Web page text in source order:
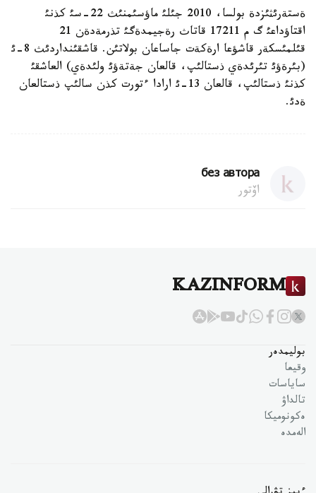
ةستةرئثئزدة بولسا، 2010 جئلئ ماؤسئمنئث 22-سئ كذنئ
اقتاؤداعئ گ م 17211 قاتاث رةجيمدةگئ تذرمةدةن 21
قئلمئسكةر قاشؤعا ارةكةت جاساعان بولاتئن. قاشقئنداردئث 8-ئ
(بئرةؤئ تئرئدةي ذستالئپ، قالعان جةتةؤئ ولئدةي) العاشقئ
كذنئ ذستالئپ، قالعان 13-ئ ارادا ءتورت كذن سالئپ ذستالعان
ةدئ.
без автора
اۆتور
KAZINFORM
بوليمدەر
وقيعا
ساياسات
تالداۋ
ەكونوميكا
الەمدە